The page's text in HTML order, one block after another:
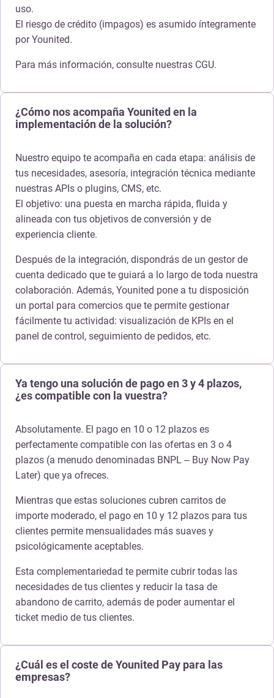
uso.
El riesgo de crédito (impagos) es asumido íntegramente
por Younited.
Para más información, consulte nuestras CGU.
¿Cómo nos acompaña Younited en la
implementación de la solución?
Nuestro equipo te acompaña en cada etapa: análisis de
tus necesidades, asesoría, integración técnica mediante
nuestras APIs o plugins, CMS, etc.
El objetivo: una puesta en marcha rápida, fluida y
alineada con tus objetivos de conversión y de
experiencia cliente.
Después de la integración, dispondrás de un gestor de
cuenta dedicado que te guiará a lo largo de toda nuestra
colaboración. Además, Younited pone a tu disposición
un portal para comercios que te permite gestionar
fácilmente tu actividad: visualización de KPIs en el
panel de control, seguimiento de pedidos, etc.
Ya tengo una solución de pago en 3 y 4 plazos,
¿es compatible con la vuestra?
Absolutamente. El pago en 10 o 12 plazos es
perfectamente compatible con las ofertas en 3 o 4
plazos (a menudo denominadas BNPL – Buy Now Pay
Later) que ya ofreces.
Mientras que estas soluciones cubren carritos de
importe moderado, el pago en 10 y 12 plazos para tus
clientes permite mensualidades más suaves y
psicológicamente aceptables.
Esta complementariedad te permite cubrir todas las
necesidades de tus clientes y reducir la tasa de
abandono de carrito, además de poder aumentar el
ticket medio de tus clientes.
¿Cuál es el coste de Younited Pay para las
empresas?